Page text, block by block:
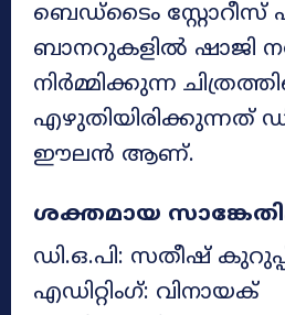
ബെഡ്‌ടൈം സ്റ്റോറീസ്
ബാനറുകളിൽ ഷാജി
നിർമ്മിക്കുന്ന
എഴുതിയിരിക്കുന്നത്
ഈലൻ ആണ്.
ശക്തമായ
ഡി.ഒ.പി: സതീഷ്
എഡിറ്റിംഗ്: വിനായക്